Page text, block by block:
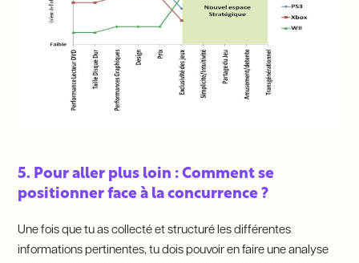
5. Pour aller plus loin :Comment se
positionner face à la concurrence ?
Une fois que tu as collecté et structuré les différentes
informations pertinentes, tu dois pouvoir en faire une analyse